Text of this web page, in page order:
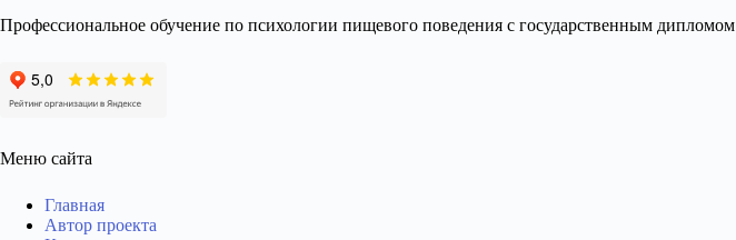
Профессиональное обучение по психологии пищевого поведения с государственным дипломом
Меню сайта
Главная
Автор проекта